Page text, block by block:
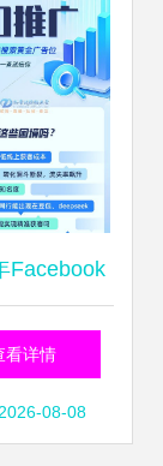
Facebook
商竞争力
帝传媒专
看详情
08-08